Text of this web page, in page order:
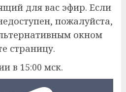
для вас эфир. Если
пожалуйста,
окном
страницу.
в 15:00 мск.